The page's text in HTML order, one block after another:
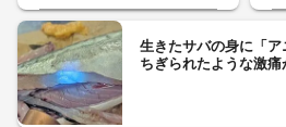
生きたサバの身に「
ちぎられたような激